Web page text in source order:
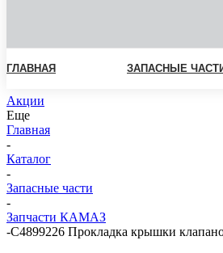
ГЛАВНАЯ ЗАПАСНЫЕ
Акции
Еще
Главная
-
Каталог
-
Запасные части
-
Запчасти КАМАЗ
-C4899226 Прокладка крышки